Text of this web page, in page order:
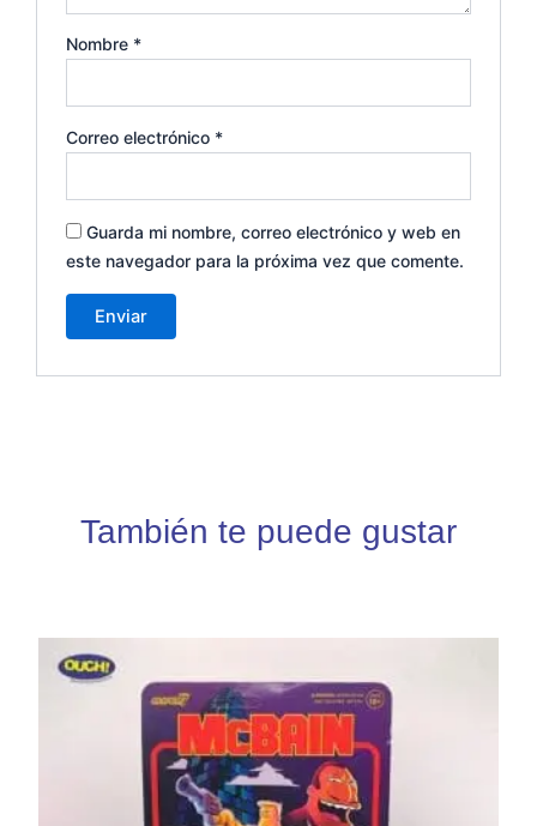
Nombre *
Correo electrónico *
Guarda mi nombre, correo electrónico y web en
este navegador para la próxima vez que comente.
También te puede gustar